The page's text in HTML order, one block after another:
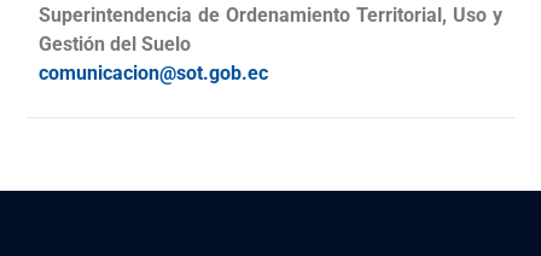
Superintendencia de Ordenamiento Territorial, Uso y
Gestión del Suelo
comunicacion@sot.gob.ec